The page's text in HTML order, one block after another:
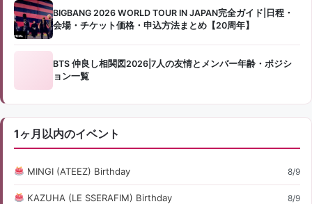
BIGBANG 2026 WORLD TOUR IN JAPAN完全ガイド|日程・
会場・チケット価格・申込方法まとめ【20周年】
BTS 仲良し相関図2026|7人の友情とメンバー年齢・ポジシ
ョン一覧
1ヶ月以内のイベント
MINGI (ATEEZ) Birthday 8/9
KAZUHA (LE SSERAFIM) Birthday 8/9